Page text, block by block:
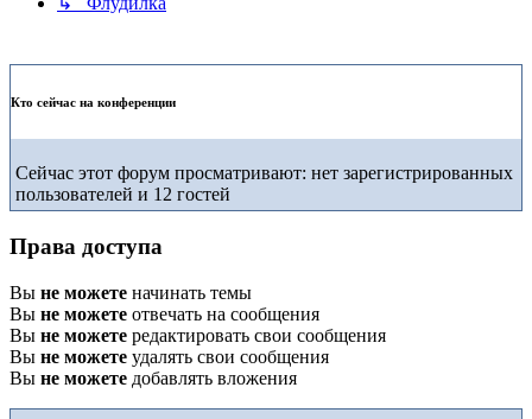
Кто сейчас на конференции
Сейчас этот форум просматривают: нет зарегистрированных
пользователей и 12 гостей
Права доступа
Вы не можете начинать темы
Вы не можете отвечать на сообщения
Вы не можете редактировать свои сообщения
Вы не можете удалять свои сообщения
Вы не можете добавлять вложения